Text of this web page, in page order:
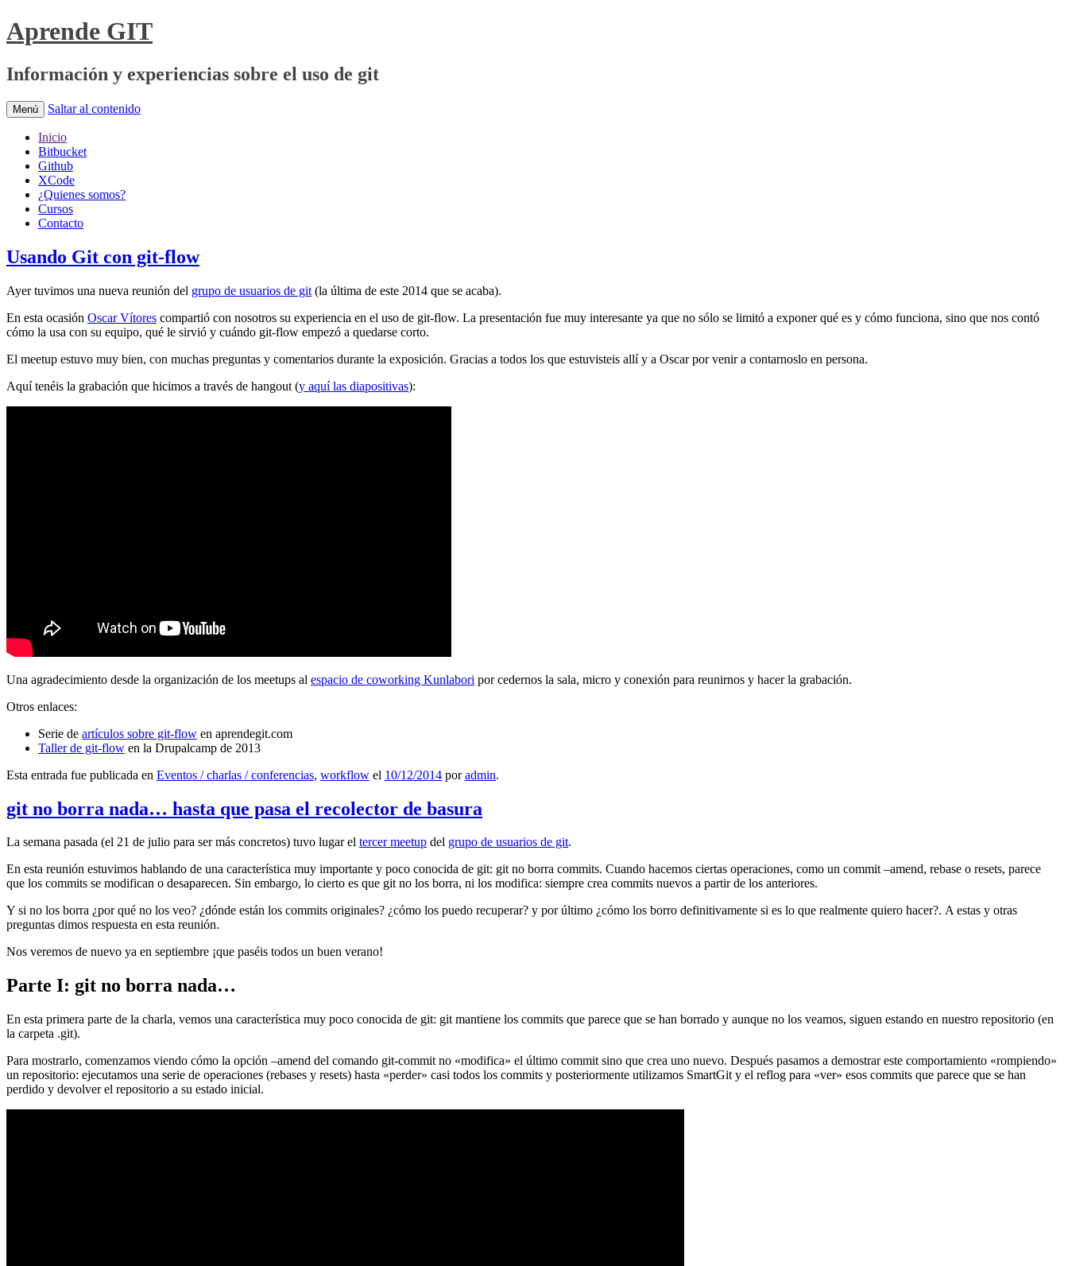
Aprende GIT
Información y experiencias sobre el uso de git
Menú Saltar al contenido
Inicio
Bitbucket
Github
XCode
¿Quienes somos?
Cursos
Contacto
Usando Git con git-flow
Ayer tuvimos una nueva reunión del grupo de usuarios de git (la última de este 2014 que se acaba).
En esta ocasión Oscar Vítores compartió con nosotros su experiencia en el uso de git-flow. La presentación fue muy interesante ya que no sólo se limitó a exponer qué es y cómo funciona, sino que nos contó
cómo la usa con su equipo, qué le sirvió y cuándo git-flow empezó a quedarse corto.
El meetup estuvo muy bien, con muchas preguntas y comentarios durante la exposición. Gracias a todos los que estuvisteis allí y a Oscar por venir a contarnoslo en persona.
Aquí tenéis la grabación que hicimos a través de hangout (y aquí las diapositivas):
Una agradecimiento desde la organización de los meetups al espacio de coworking Kunlabori por cedernos la sala, micro y conexión para reunirnos y hacer la grabación.
Otros enlaces:
Serie de artículos sobre git-flow en aprendegit.com
Taller de git-flow en la Drupalcamp de 2013
Esta entrada fue publicada en Eventos / charlas / conferencias, workflow el 10/12/2014 poradmin.
git no borra nada… hasta que pasa el recolector de basura
La semana pasada (el 21 de julio para ser más concretos) tuvo lugar el tercer meetup del grupo de usuarios de git.
En esta reunión estuvimos hablando de una característica muy importante y poco conocida de git: git no borra commits. Cuando hacemos ciertas operaciones, como un commit –amend, rebase o resets, parece
que los commits se modifican o desaparecen. Sin embargo, lo cierto es que git no los borra, ni los modifica: siempre crea commits nuevos a partir de los anteriores.
Y si no los borra ¿por qué no los veo? ¿dónde están los commits originales? ¿cómo los puedo recuperar? y por último ¿cómo los borro definitivamente si es lo que realmente quiero hacer?. A estas y otras
preguntas dimos respuesta en esta reunión.
Nos veremos de nuevo ya en septiembre ¡que paséis todos un buen verano!
Parte I: git no borra nada…
En esta primera parte de la charla, vemos una característica muy poco conocida de git: git mantiene los commits que parece que se han borrado y aunque no los veamos, siguen estando en nuestro repositorio (en
la carpeta .git).
Para mostrarlo, comenzamos viendo cómo la opción –amend del comando git-commit no «modifica» el último commit sino que crea uno nuevo. Después pasamos a demostrar este comportamiento «rompiendo»
un repositorio: ejecutamos una serie de operaciones (rebases y resets) hasta «perder» casi todos los commits y posteriormente utilizamos SmartGit y el reflog para «ver» esos commits que parece que se han
perdido y devolver el repositorio a su estado inicial.